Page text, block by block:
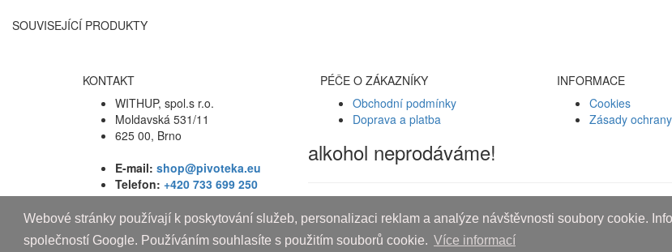
Webové stránky používají k poskytování služeb, personalizaci reklam a analýze návštěvnosti soubory cookie.
společností Google. Používáním souhlasíte s použitím souborů cookie. Více informací
SOUVISEJÍCÍ PRODUKTY
KONTAKT
WITHUP, spol.s r.o.
Moldavská 531/11
625 00, Brno
E-mail: shop@pivoteka.eu
Telefon: +420 733 699 250
PÉČE O ZÁKAZNÍKY
Obchodní podmínky
Doprava a platba
INFORMACE
Cookies
Zásady
alkohol neprodáváme!
Copyright © 2010-2019 An systems, s.r.o.